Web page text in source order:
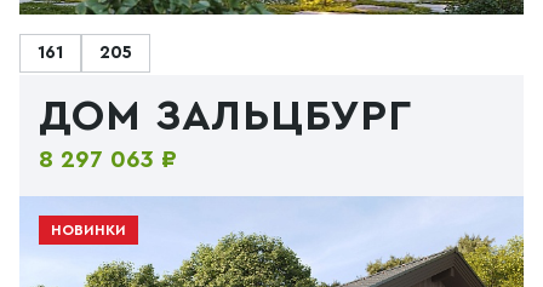
161 205
ДОМ ЗАЛЬЦБУРГ
8 297 063 ₽
НОВИНКИ